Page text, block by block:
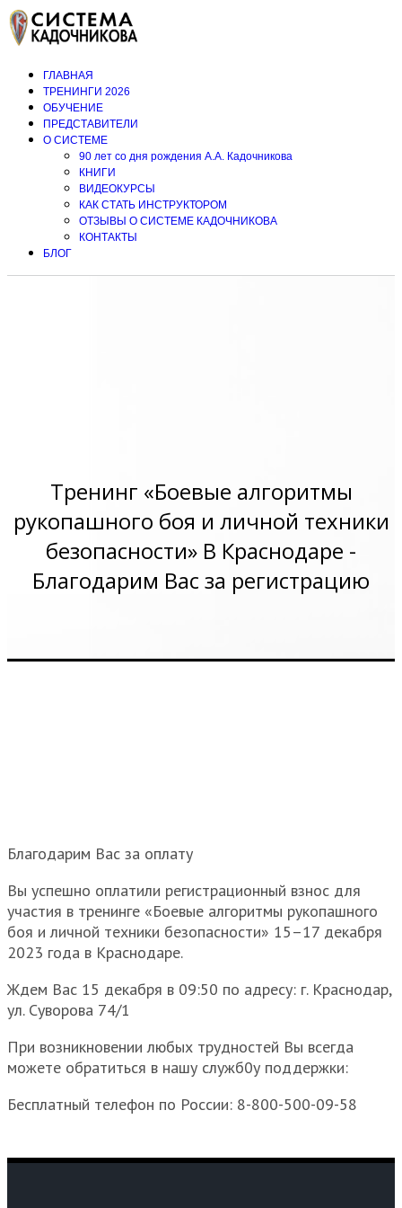
ГЛАВНАЯ
ТРЕНИНГИ 2026
ОБУЧЕНИЕ
ПРЕДСТАВИТЕЛИ
О СИСТЕМЕ
90 лет со дня рождения А.А. Кадочникова
КНИГИ
ВИДЕОКУРСЫ
КАК СТАТЬ ИНСТРУКТОРОМ
ОТЗЫВЫ О СИСТЕМЕ КАДОЧНИКОВА
КОНТАКТЫ
БЛОГ
Тренинг «Боевые алгоритмы
рукопашного боя и личной техники
безопасности» В Краснодаре -
Благодарим Вас за регистрацию
Благодарим Вас за оплату
Вы успешно оплатили регистрационный взнос для
участия в тренинге «Боевые алгоритмы рукопашного
боя и личной техники безопасности» 15–17 декабря
2023 года в Краснодаре.
Ждем Вас 15 декабря в 09:50 по адресу: г. Краснодар,
ул. Суворова 74/1
При возникновении любых трудностей Вы всегда
можете обратиться в нашу служб0у поддержки:
Бесплатный телефон по России: 8-800-500-09-58